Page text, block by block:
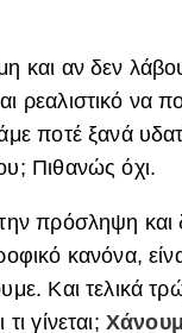
και αν δεν
ρεαλιστικό να
ποτέ ξανά
Πιθανώς όχι.
την πρόσληψη
κανόνα,
Και τελικά
γίνεται;